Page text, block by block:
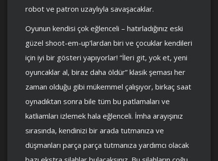
robot ve patron uzaylıyla savaşacaklar.
Oyunun kendisi çok eğlenceli – hatırladığınız eski
güzel shoot-em-up’lardan biri ve çocuklar kendileri
için iyi bir gösteri yapıyorlar! “İleri git, yok et, yeni
oyuncaklar al, biraz daha öldür” klasik şeması her
zaman olduğu gibi mükemmel çalışıyor, birkaç saat
oynadıktan sonra bile tüm bu patlamaları ve
katliamları izlemek hala eğlenceli. İmha arayışınız
sırasında, kendinizi bir arada tutmanıza ve
düşmanları parça parça tutmanıza yardımcı olacak